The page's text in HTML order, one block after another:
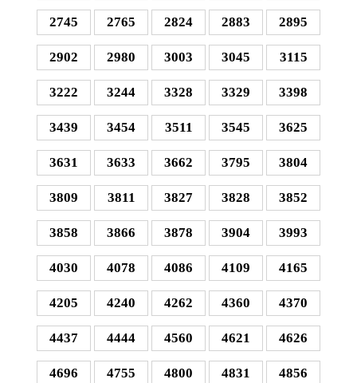
2745 2765 2824 2883 2895
2902 2980 3003 3045 3115
3222 3244 3328 3329 3398
3439 3454 3511 3545 3625
3631 3633 3662 3795 3804
3809 3811 3827 3828 3852
3858 3866 3878 3904 3993
4030 4078 4086 4109 4165
4205 4240 4262 4360 4370
4437 4444 4560 4621 4626
4696 4755 4800 4831 4856